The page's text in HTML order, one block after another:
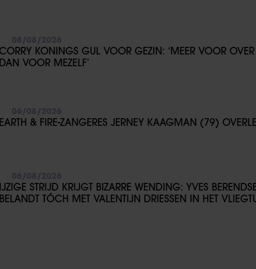
CORRY KONINGS GUL VOOR GEZIN: ‘MEER VOOR OVER
DAN VOOR MEZELF’
EARTH & FIRE-ZANGERES JERNEY KAAGMAN (79)
IJZIGE STRIJD KRIJGT BIZARRE WENDING: YVES
BELANDT TÓCH MET VALENTIJN DRIESSEN IN HET